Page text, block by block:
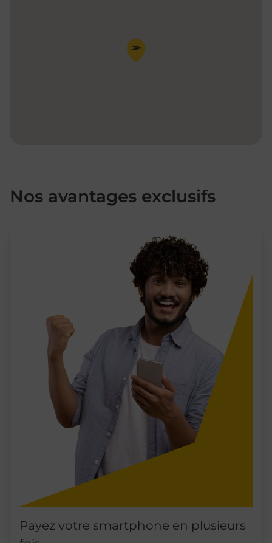
Pin de la carte
Nos avantages exclusifs
Payez votre smartphone en plusieurs